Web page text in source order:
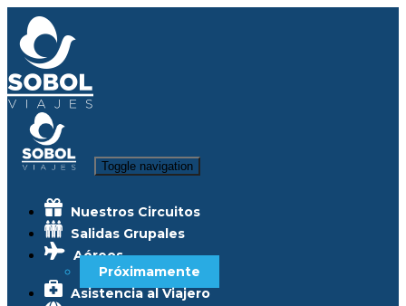
Toggle navigation
Nuestros Circuitos
Salidas Grupales
Aéreos
Próximamente
Asistencia al Viajero